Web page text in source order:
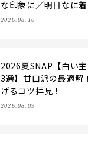
な印象に／明日なに
2026.08.10
2026夏SNAP【白い
3選】甘口派の最適解
げるコツ拝見！
2026.08.09